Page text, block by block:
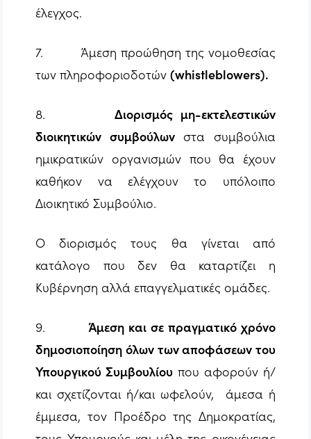
έλεγχος.
7. Άμεση προώθηση της νομοθεσίας
των πληροφοριοδοτών(whistleblowers).
8.Διορισμός μη-εκτελεστικών
διοικητικών συμβούλωνστα συμβούλια
ημικρατικών οργανισμών που θα έχουν
καθήκον να ελέγχουν το υπόλοιπο
Διοικητικό Συμβούλιο.
Ο διορισμός τους θα γίνεται από
κατάλογο που δεν θα καταρτίζει η
Κυβέρνηση αλλά επαγγελματικές ομάδες.
9. Άμεση και σε πραγματικό χρόνο
δημοσιοποίηση όλων των αποφάσεων του
Υπουργικού Συμβουλίου που αφορούν ή/
και σχετίζονται ή/και ωφελούν, άμεσα ή
έμμεσα, τον Προέδρο της Δημοκρατίας,